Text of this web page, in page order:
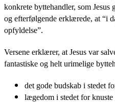
konkrete byttehandler, som
og efterfølgende erklærede, at “i
opfyldelse”.
Versene erklærer, at Jesus var
fantastiske og helt urimelige
det gode budskab i stedet
lægedom i stedet for knuste